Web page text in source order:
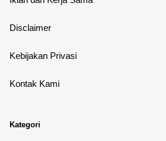
Disclaimer
Kebijakan Privasi
Kontak Kami
Kategori